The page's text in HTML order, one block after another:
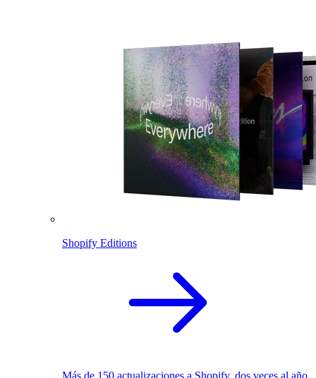
Shopify Editions
Más de 150 actualizaciones a Shopify, dos veces al año.